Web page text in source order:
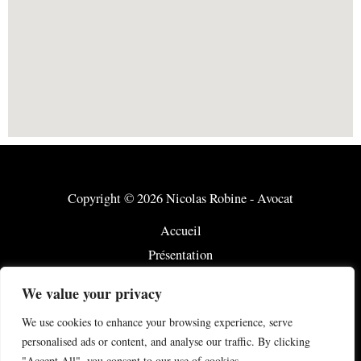
We value your privacy
We use cookies to enhance your browsing experience, serve
personalised ads or content, and analyse our traffic. By clicking
Copyright © 2026 Nicolas Robine - Avocat
Accueil
Présentation
Honoraires
Actualité
Contact